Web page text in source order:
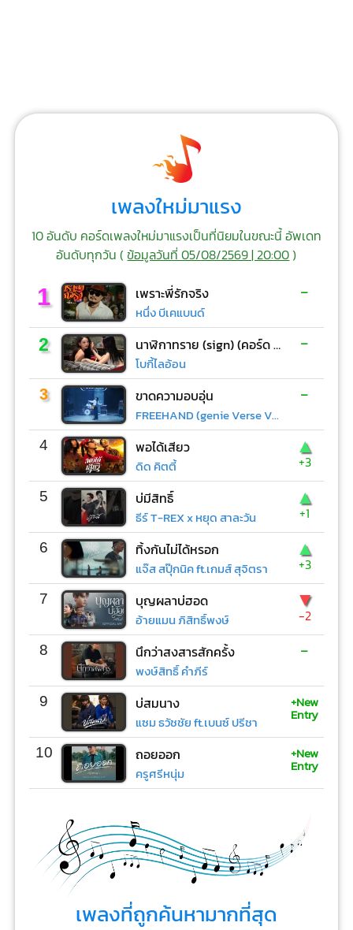
เพลงใหม่มาแรง
10 อันดับ คอร์ดเพลงใหม่มาแรงเป็นที่นิยมในขณะนี้ อัพเดท
อันดับทุกวัน (ข้อมูลวันที่ 05/08/2569 | 20:00)
1 เพราะพี่รักจริง
หนึ่ง บีเคแบนด์
-
2 นาฬิกาทราย (sign) (คอร์ด ง่ายๆ)
โบกี้ไลอ้อน
-
3 ขาดความอบอุ่น
FREEHAND (genie Verse Vol.1)
-
4 พอได้เสียว
ดิด คิตตี้
▲
+3
5 บ่มีสิทธิ์
ธีร์ T-REX x หยุด สาละวัน
▲
+1
6 ทิ้งกันไม่ได้หรอก
แจ๊ส สปุ๊กนิค ft.เกมส์ สุจิตรา
▲
+3
7 บุญผลาบ่ฮอด
อ้ายแมน ภิสิทธิ์พงษ์
▼
-2
8 นึกว่าสงสารสักครั้ง
พงษ์สิทธิ์ คำภีร์
-
9 บ่สมนาง
แซม ธวัชชัย ft.เบนซ์ ปรีชา
+New
Entry
10 ถอยออก
ครูศรีหนุ่ม
+New
Entry
เพลงที่ถูกค้นหามากที่สุด